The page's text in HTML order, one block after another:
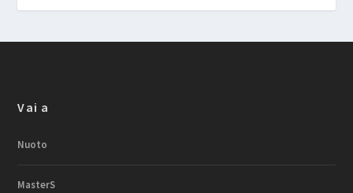
Vai a
Nuoto
MasterS